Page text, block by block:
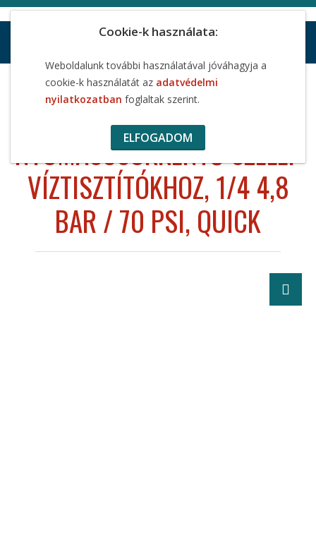
Cookie-k használata:
Weboldalunk további használatával jóváhagyja a
cookie-k használatát az adatvédelmi
nyilatkozatban foglaltak szerint.
ELFOGADOM
Nyomáscsökkentő szelep víztisztítókhoz, 1/4 4,8 bar / 70
psi, Quick
NYOMÁSCSÖKKENTŐ SZELEP
VÍZTISZTÍTÓKHOZ, 1/4 4,8
BAR / 70 PSI, QUICK